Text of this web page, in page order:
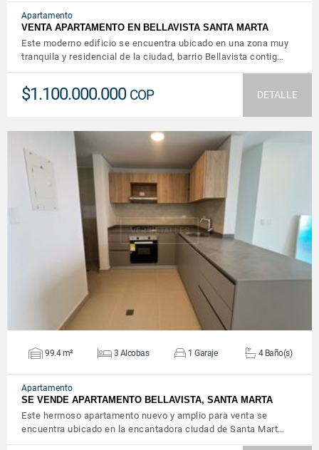
Apartamento
VENTA APARTAMENTO EN BELLAVISTA SANTA MARTA
Este moderno edificio se encuentra ubicado en una zona muy
tranquila y residencial de la ciudad, barrio Bellavista contig…
$1.100.000.000 COP DETALLE
VER DETALLES
99.4 m² 3 Alcobas 1 Garaje 4 Baño(s)
Apartamento
SE VENDE APARTAMENTO BELLAVISTA, SANTA MARTA
Este hermoso apartamento nuevo y amplio para venta se
encuentra ubicado en la encantadora ciudad de Santa Mart…